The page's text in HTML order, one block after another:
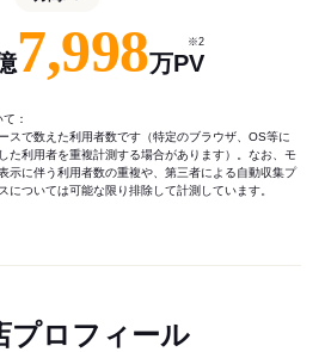
7,998万PV
※2
：
スで数えた利用者数です（特定のブラウザ、OS等に
た利用者を重複計測する場合があります）。なお、モ
示に伴う利用者数の重複や、第三者による自動収集プ
については可能な限り排除して計測しています。
プロフィール